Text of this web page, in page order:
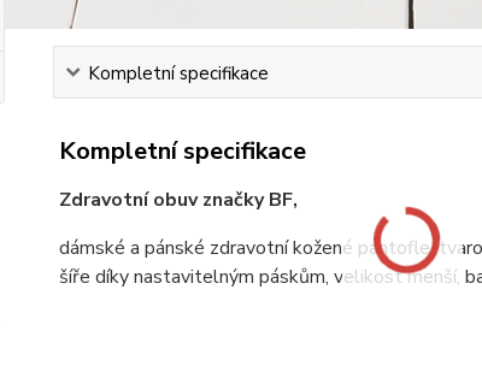
Kompletní specifikace
Kompletní specifikace
Zdravotní obuv značky BF,
dámské a pánské zdravotní kožené pantofle,
šíře díky nastavitelným páskům, velikost menší,